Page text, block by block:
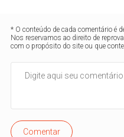
* O conteúdo de cada comentário é
Nos reservamos ao direito de
com o propósito do site ou que
Comentar